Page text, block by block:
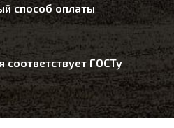
способ оплаты
соответствует ГОСТу